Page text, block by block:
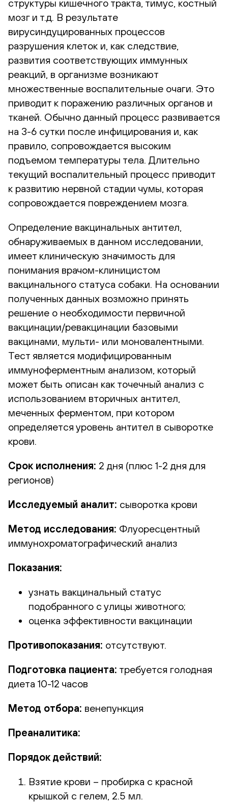
структуры кишечного тракта, тимус, костный
мозг и т.д. В результате
вирусиндуцированных процессов
разрушения клеток и, как следствие,
развития соответствующих иммунных
реакций, в организме возникают
множественные воспалительные очаги. Это
приводит к поражению различных органов и
тканей. Обычно данный процесс развивается
на 3-6 сутки после инфицирования и, как
правило, сопровождается высоким
подъемом температуры тела. Длительно
текущий воспалительный процесс приводит
к развитию нервной стадии чумы, которая
сопровождается повреждением мозга.
Определение вакцинальных антител,
обнаруживаемых в данном исследовании,
имеет клиническую значимость для
понимания врачом-клиницистом
вакцинального статуса собаки. На основании
полученных данных возможно принять
решение о необходимости первичной
вакцинации/ревакцинации базовыми
вакцинами, мульти- или моновалентными.
Тест является модифицированным
иммуноферментным анализом, который
может быть описан как точечный анализ с
использованием вторичных антител,
меченных ферментом, при котором
определяется уровень антител в сыворотке
крови.
Срок исполнения: 2 дня (плюс 1-2 дня для
регионов)
Исследуемый аналит: сыворотка крови
Метод исследования: Флуоресцентный
иммунохроматографический анализ
Показания:
узнать вакцинальный статус
подобранного с улицы животного;
оценка эффективности вакцинации
Противопоказания: отсутствуют.
Подготовка пациента: требуется голодная
диета 10-12 часов
Метод отбора: венепункция
Преаналитика:
Порядок действий:
Взятие крови – пробирка с красной
крышкой с гелем, 2.5 мл.